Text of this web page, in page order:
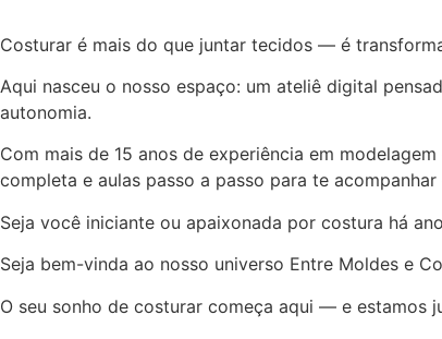
Costurar é mais do que juntar tecidos — é
Aqui nasceu o nosso espaço: um ateliê digital
autonomia.
Com mais de 15 anos de experiência em
completa e aulas passo a passo para te
Seja você iniciante ou apaixonada por costura há
Seja bem-vinda ao nosso universo Entre Moldes e
O seu sonho de costurar começa aqui — e estamos